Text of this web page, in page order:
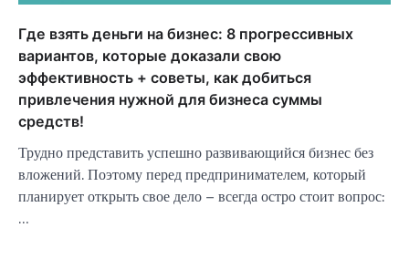
Где взять деньги на бизнес: 8 прогрессивных
вариантов, которые доказали свою
эффективность + советы, как добиться
привлечения нужной для бизнеса суммы
средств!
Трудно представить успешно развивающийся бизнес без
вложений. Поэтому перед предпринимателем, который
планирует открыть свое дело – всегда остро стоит вопрос:
…